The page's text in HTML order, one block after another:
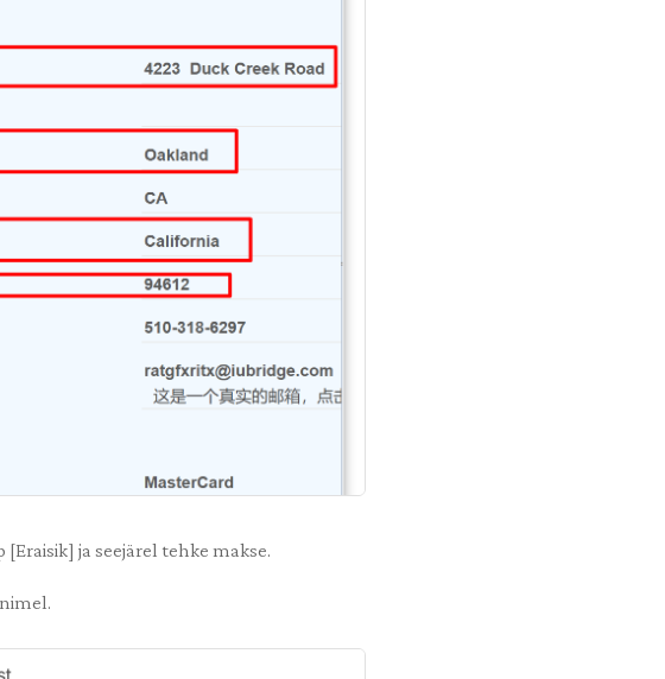
ja seejärel tehke makse.